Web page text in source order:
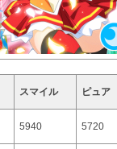
スマイル ピュア
5940 5720